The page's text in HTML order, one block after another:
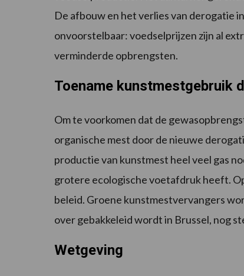
De afbouw en het verlies van derogatie
onvoorstelbaar: voedselprijzen zijn al
verminderde opbrengsten.
Toename kunstmestgebruik
Om te voorkomen dat de
organische mest door de nieuwe
productie van kunstmest heel veel gas
grotere ecologische voetafdruk heeft.
beleid. Groene kunstmestvervangers
over gebakkeleid wordt in Brussel, nog
Wetgeving